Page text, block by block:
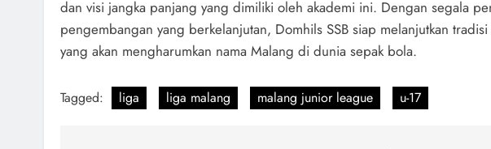
dan visi jangka panjang yang dimiliki oleh akademi ini. Dengan segala
pengembangan yang berkelanjutan, Domhils SSB siap melanjutkan
yang akan mengharumkan nama Malang di dunia sepak bola.
Tagged: liga liga malang malang junior league u-17